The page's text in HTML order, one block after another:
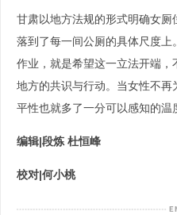
甘肃以地方法规的形式明确女
落到了每一间公厕的具体尺度
作业，就是希望这一立法开端
地方的共识与行动。当女性不
平性也就多了一分可以感知的温
编辑|段炼 杜恒峰
校对|何小桃